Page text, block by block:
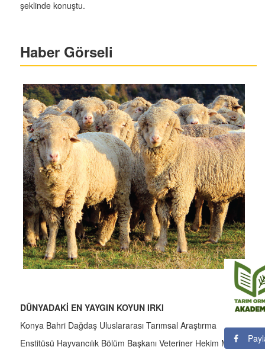
şeklinde konuştu.
Haber Görseli
DÜNYADAKİ EN YAYGIN KOYUN IRKI
Konya Bahri Dağdaş Uluslararası Tarımsal Araştırma
Enstitüsü Hayvancılık Bölüm Başkanı Veteriner Hekim Mesut